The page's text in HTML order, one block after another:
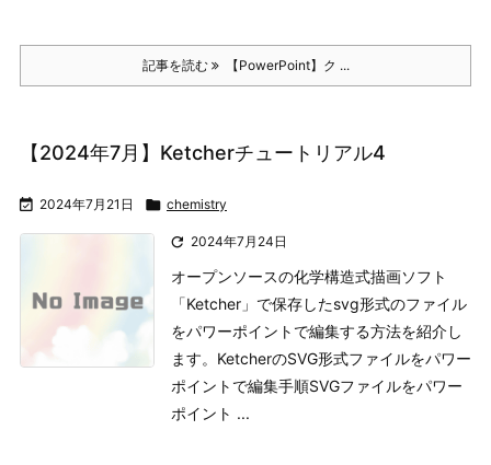
記事を読む 【PowerPoint】ク ...
【2024年7月】Ketcherチュートリアル4
 2024年7月21日  chemistry
 2024年7月24日
オープンソースの化学構造式描画ソフト
「Ketcher」で保存したsvg形式のファイル
をパワーポイントで編集する方法を紹介し
ます。 KetcherのSVG形式ファイルをパワー
ポイントで編集手順SVGファイルをパワー
ポイント ...